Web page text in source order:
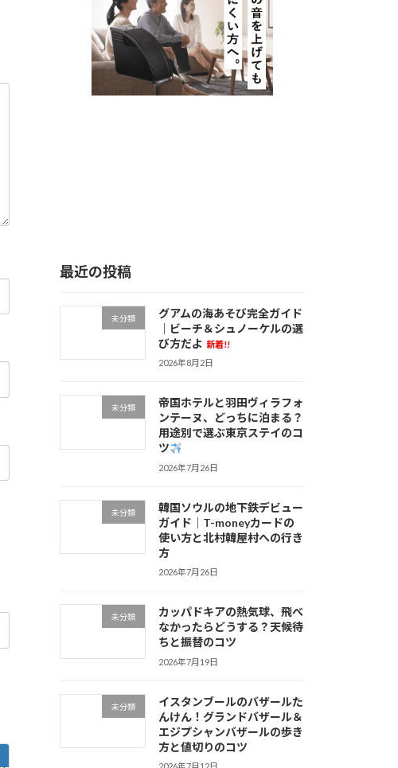
最近の投稿
未分類
グアムの海あそび完全ガイド
｜ビーチ＆シュノーケルの選
び方だよ 新着!!
2026年8月2日
未分類
帝国ホテルと羽田ヴィラフォ
ンテーヌ、どっちに泊まる？
用途別で選ぶ東京ステイのコ
ツ
2026年7月26日
未分類
韓国ソウルの地下鉄デビュー
ガイド｜T-moneyカードの
使い方と北村韓屋村への行き
方
2026年7月26日
未分類
カッパドキアの熱気球、飛べ
なかったらどうする？天候待
ちと振替のコツ
2026年7月19日
未分類
イスタンブールのバザールた
んけん！グランドバザール＆
エジプシャンバザールの歩き
方と値切りのコツ